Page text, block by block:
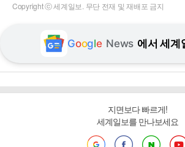
Copyright ⓒ 세계일보. 무단 전재 및 재배포 금지
Google News 에서 세계
지면보다 빠르게!
세계일보를 만나보세요